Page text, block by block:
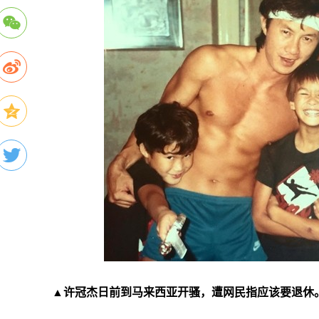
▲许冠杰日前到马来西亚开骚，遭网民指应该要退休